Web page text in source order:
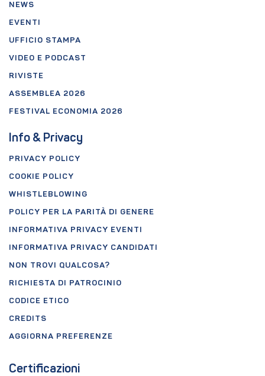
NEWS
EVENTI
UFFICIO STAMPA
VIDEO E PODCAST
RIVISTE
ASSEMBLEA 2026
FESTIVAL ECONOMIA 2026
Info & Privacy
PRIVACY POLICY
COOKIE POLICY
WHISTLEBLOWING
POLICY PER LA PARITÀ DI GENERE
INFORMATIVA PRIVACY EVENTI
INFORMATIVA PRIVACY CANDIDATI
NON TROVI QUALCOSA?
RICHIESTA DI PATROCINIO
CODICE ETICO
CREDITS
AGGIORNA PREFERENZE
Certificazioni